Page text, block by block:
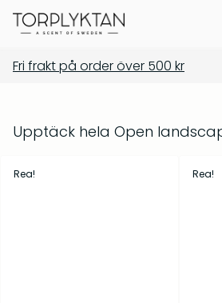
Din varukorg är tom
Populära produkter
Våra produkter
Fri frakt på order över 500 kr
Upptäck hela Open
Rea! Rea!